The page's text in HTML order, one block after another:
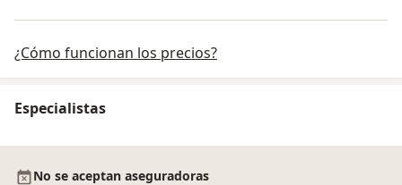
¿Cómo funcionan los precios?
Especialistas
No se aceptan aseguradoras